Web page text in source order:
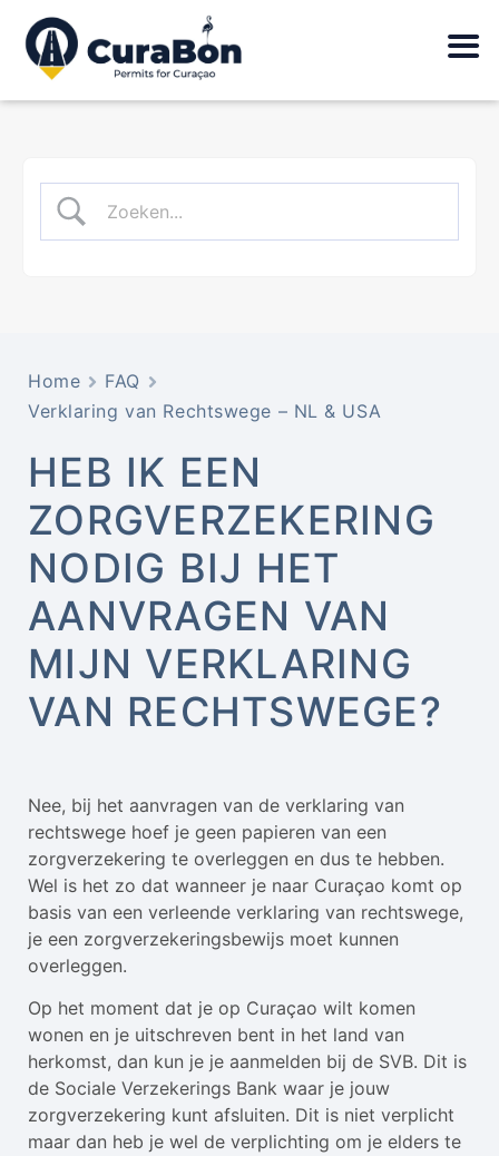
Home
FAQ
Verklaring van Rechtswege – NL & USA
HEB IK EEN
ZORGVERZEKERING
NODIG BIJ HET
AANVRAGEN VAN
MIJN VERKLARING
VAN RECHTSWEGE?
Nee, bij het aanvragen van de verklaring van
rechtswege hoef je geen papieren van een
zorgverzekering te overleggen en dus te hebben.
Wel is het zo dat wanneer je naar Curaçao komt op
basis van een verleende verklaring van rechtswege,
je een zorgverzekeringsbewijs moet kunnen
overleggen.
Op het moment dat je op Curaçao wilt komen
wonen en je uitschreven bent in het land van
herkomst, dan kun je je aanmelden bij de SVB. Dit is
de Sociale Verzekerings Bank waar je jouw
zorgverzekering kunt afsluiten. Dit is niet verplicht
maar dan heb je wel de verplichting om je elders te